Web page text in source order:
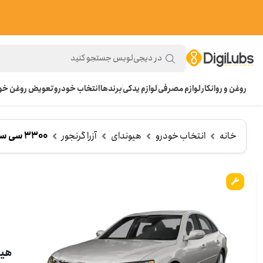
روغن و روانکارلوازم مصرفیلوازم یدکیبرندهاانتخاب خودروتعویض روغن
خانه انتخاب خودرو هیوندای آزرا گرنجور 3300 سی سی 2011 کالیفرنیا